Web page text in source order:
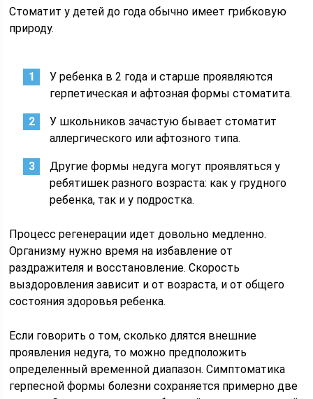
Стоматит у детей до года обычно имеет грибковую
природу.
У ребенка в 2 года и старше проявляются
герпетическая и афтозная формы стоматита.
У школьников зачастую бывает стоматит
аллергического или афтозного типа.
Другие формы недуга могут проявляться у
ребятишек разного возраста: как у грудного
ребенка, так и у подростка.
Процесс регенерации идет довольно медленно.
Организму нужно время на избавление от
раздражителя и восстановление. Скорость
выздоровления зависит и от возраста, и от общего
состояния здоровья ребенка.
Если говорить о том, сколько длятся внешние
проявления недуга, то можно предположить
определенный временной диапазон. Симптоматика
герпесной формы болезни сохраняется примерно две